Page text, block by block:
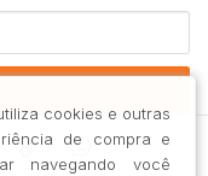
cookies e outras
de compra e
navegando você